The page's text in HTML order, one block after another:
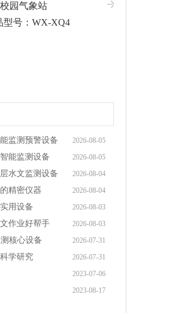
校园气象站
型号：WX-XQ4
2026-08-05
监测预警设备
2026-08-05
能监测设备
2026-08-04
水文监测设备
2026-08-04
精密仪器
2026-08-03
用设备
2026-08-03
作业好帮手
2026-07-31
核心设备
2026-07-31
学研究
2023-07-06
2023-08-17